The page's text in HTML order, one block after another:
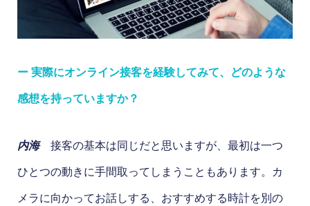
ー 実際にオンライン接客を経験してみて、どのような
感想を持っていますか？
内海 接客の基本は同じだと思いますが、最初は一つ
ひとつの動きに手間取ってしまうこともあります。カ
メラに向かってお話しする、おすすめする時計を別の